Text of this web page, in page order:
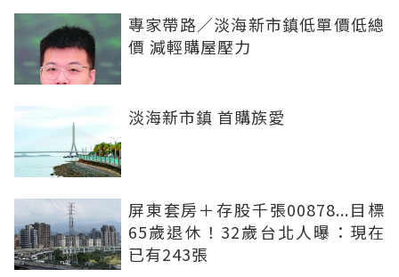
專家帶路／淡海新市鎮低單價低總
價 減輕購屋壓力
淡海新市鎮 首購族愛
屏東套房＋存股千張00878...目標
65歲退休！32歲台北人曝：現在
已有243張